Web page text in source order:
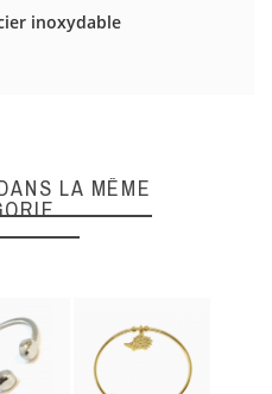
inoxydable
moment.
LA MÊME